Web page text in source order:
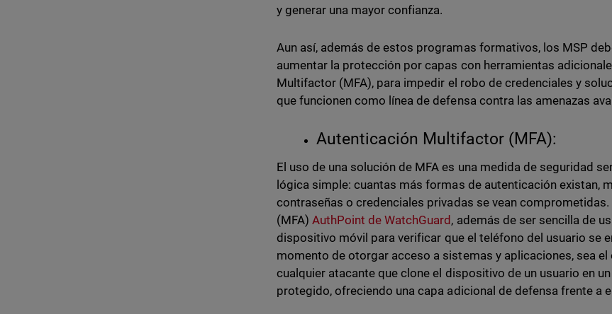
y generar una mayor confianza.
Aun así, además de estos programas formativos, los MSP
aumentar la protección por capas con herramientas
Multifactor (MFA), para impedir el robo de credenciales y
que funcionen como línea de defensa contra las amenazas
Autenticación Multifactor (MFA):
El uso de una solución de MFA es una medida de seguridad
lógica simple: cuantas más formas de autenticación existan,
contraseñas o credenciales privadas se vean
(MFA)AuthPoint de WatchGuard , además de ser sencilla de
dispositivo móvil para verificar que el teléfono del usuario se
momento de otorgar acceso a sistemas y aplicaciones, sea
cualquier atacante que clone el dispositivo de un usuario en
protegido, ofreciendo una capa adicional de defensa frente a